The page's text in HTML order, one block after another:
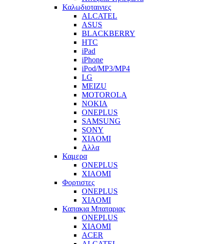
Καλωδιοταινιες
ALCATEL
ASUS
BLACKBERRY
HTC
iPad
iPhone
iPod/MP3/MP4
LG
MEIZU
MOTOROLA
NOKIA
ONEPLUS
SAMSUNG
SONY
XIAOMI
Αλλα
Καμερα
ONEPLUS
XIAOMI
Φορτιστες
ONEPLUS
XIAOMI
Καπακια Μπαταριας
ONEPLUS
XIAOMI
ACER